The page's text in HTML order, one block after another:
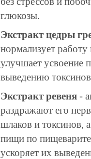
глюкозы.
Экстракт цедры
нормализует
улучшает усвоение
выведению
Экстракт ревеня -
раздражают его
шлаков и токсинов,
пищи по
ускоряет их